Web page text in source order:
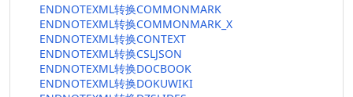
ENDNOTEXML转换COMMONMARK
ENDNOTEXML转换COMMONMARK_X
ENDNOTEXML转换CONTEXT
ENDNOTEXML转换CSLJSON
ENDNOTEXML转换DOCBOOK
ENDNOTEXML转换DOKUWIKI